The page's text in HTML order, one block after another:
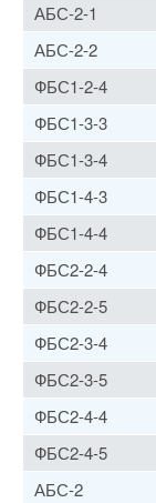
АБС-2-1
АБС-2-2
ФБС1-2-4
ФБС1-3-3
ФБС1-3-4
ФБС1-4-3
ФБС1-4-4
ФБС2-2-4
ФБС2-2-5
ФБС2-3-4
ФБС2-3-5
ФБС2-4-4
ФБС2-4-5
АБС-2